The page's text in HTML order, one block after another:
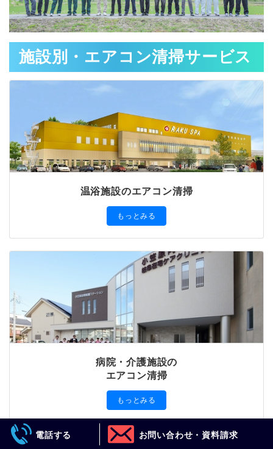
施設別・エアコン清掃サービス
温浴施設のエアコン清掃
もっとみる
病院・介護施設の
エアコン清掃
もっとみる
電話する お問い合わせ・資料請求